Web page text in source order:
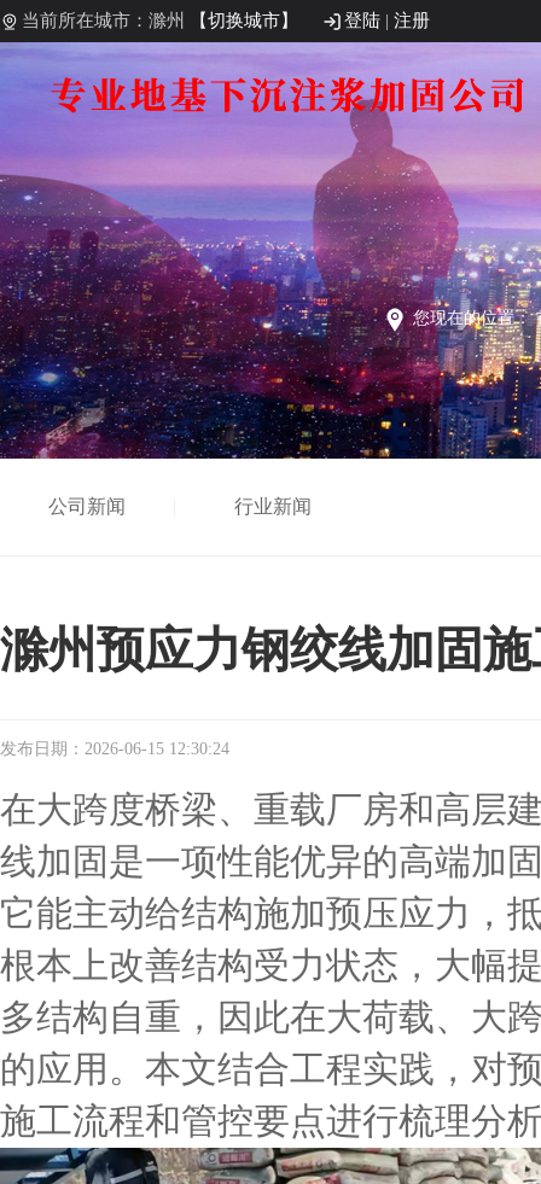
当前所在城市：滁州 【切换城市】 登陆 | 注册
您现在的位置：
公司新闻 行业新闻
滁州预应力钢绞线加固
发布日期：2026-06-15 12:30:24
在大跨度桥梁、重载厂房和高层
线加固是一项性能优异的高端加
它能主动给结构施加预压应力，
根本上改善结构受力状态，大幅
多结构自重，因此在大荷载、大
的应用。本文结合工程实践，对
施工流程和管控要点进行梳理分